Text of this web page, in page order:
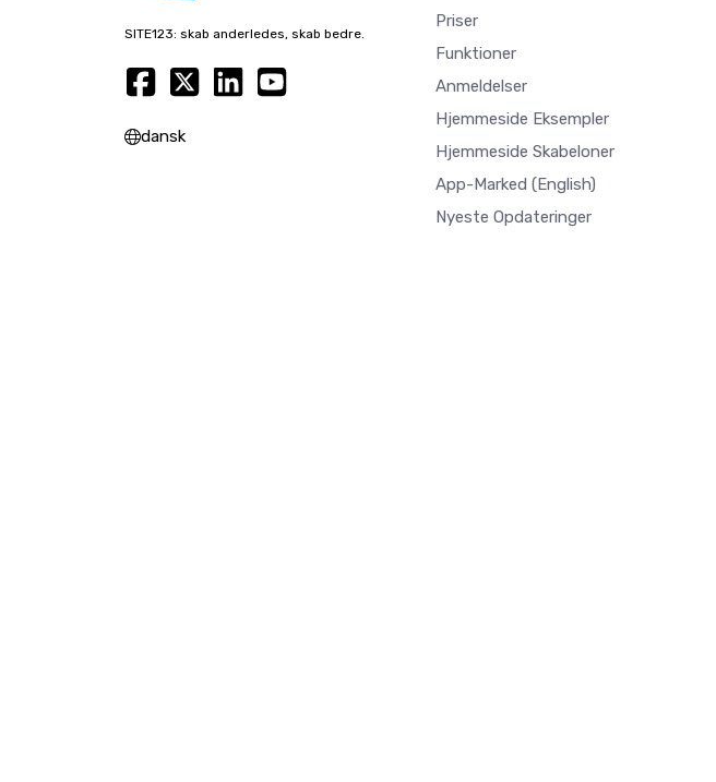
SITE123: skab anderledes, skab bedre.
dansk
Priser
Funktioner
Anmeldelser
Hjemmeside Eksempler
Hjemmeside Skabeloner
App-Marked (English)
Nyeste Opdateringer